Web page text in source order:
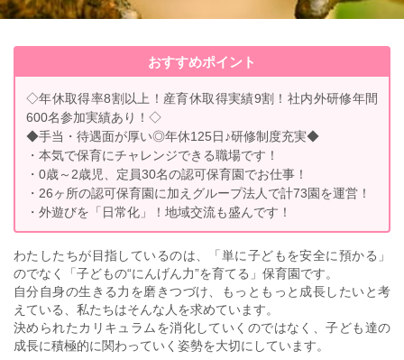
おすすめポイント
◇年休取得率8割以上！産育休取得実績9割！社内外研修年間
600名参加実績あり！◇
◆手当・待遇面が厚い◎年休125日♪研修制度充実◆
・本気で保育にチャレンジできる職場です！
・0歳～2歳児、定員30名の認可保育園でお仕事！
・26ヶ所の認可保育園に加えグループ法人で計73園を運営！
・外遊びを「日常化」！地域交流も盛んです！
わたしたちが目指しているのは、「単に子どもを安全に預かる」
のでなく「子どもの“にんげん力”を育てる」保育園です。
自分自身の生きる力を磨きつづけ、もっともっと成長したいと考
えている、私たちはそんな人を求めています。
決められたカリキュラムを消化していくのではなく、子ども達の
成長に積極的に関わっていく姿勢を大切にしています。